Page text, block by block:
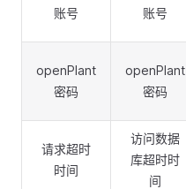
账号
账号
openPlant
密码
openPlant
密码
请求超时
时间
访问数据
库超时时
间